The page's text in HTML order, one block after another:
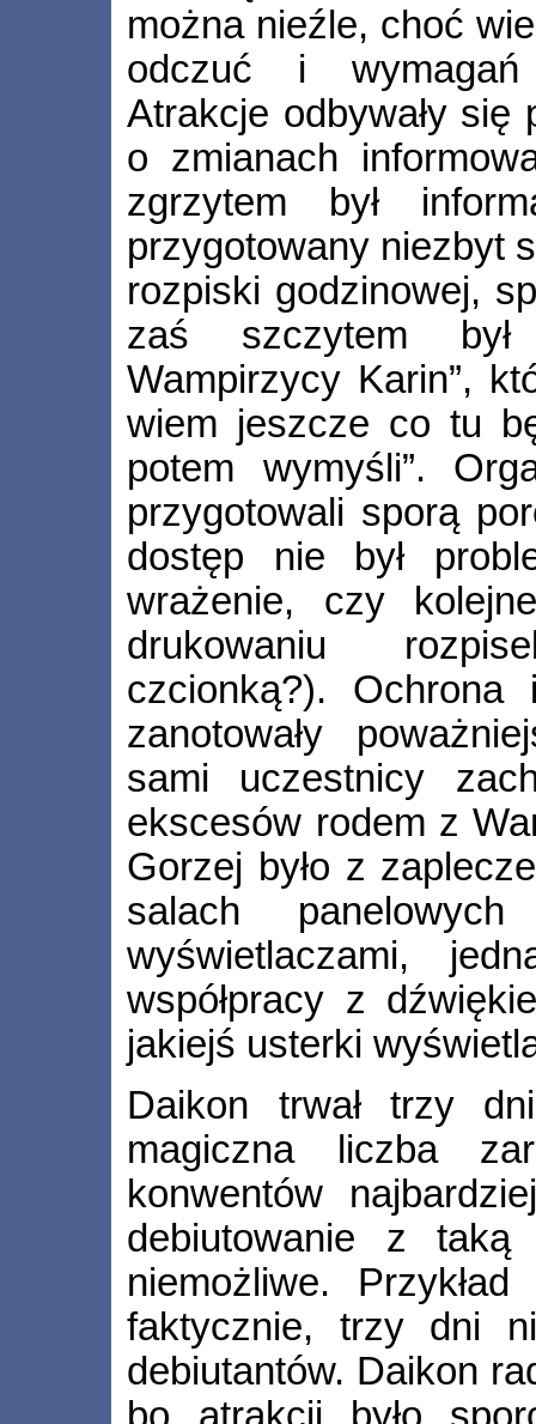
można nieźle, choć
odczuć i wymagań
Atrakcje odbywały się
o zmianach
zgrzytem był
przygotowany niezbyt
rozpiski godzinowej,
zaś szczytem
Wampirzycy Karin”,
wiem jeszcze co tu
potem wymyśli”.
przygotowali sporą
dostęp nie był
wrażenie, czy
drukowaniu
czcionką?).
zanotowały
sami uczestnicy
ekscesów rodem z
Gorzej było z
salach
wyświetlaczami,
współpracy z
jakiejś usterki
Daikon trwał trzy
magiczna liczba
konwentów
debiutowanie z taką
niemożliwe.
faktycznie, trzy dni
debiutantów. Daikon
bo atrakcji było